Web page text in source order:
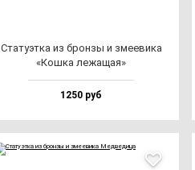
Ста­ту­эт­ка из брон­зы и зме­еви­ка
«Кош­ка ле­жа­щая»
1250 руб